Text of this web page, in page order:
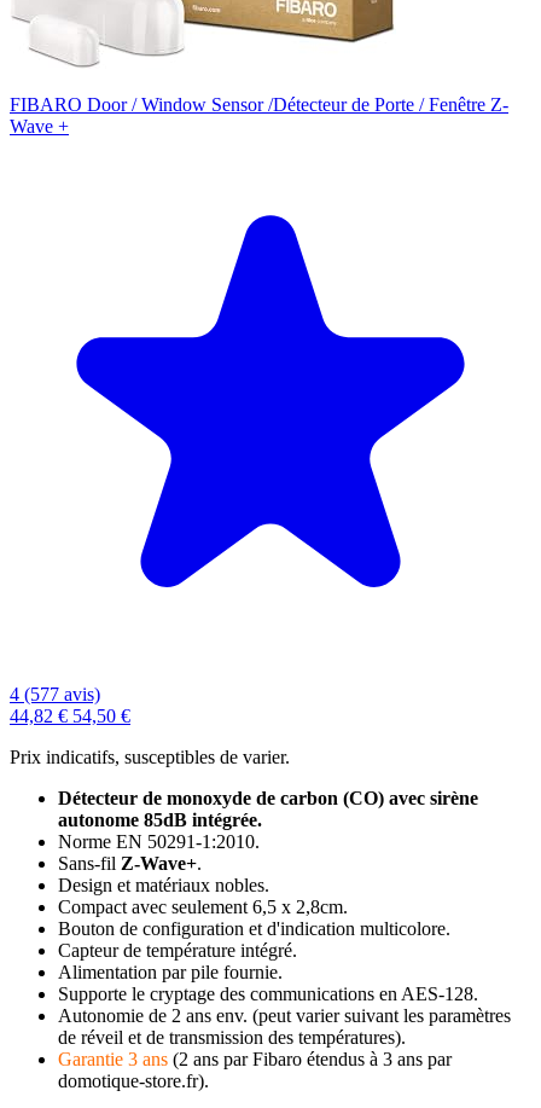
FIBARO Door / Window Sensor /Détecteur de Porte / Fenêtre Z-
Wave +
4 (577 avis)
44,82 € 54,50 €
Prix indicatifs, susceptibles de varier.
Détecteur de monoxyde de carbon (CO) avec sirène
autonome 85dB intégrée.
Norme EN 50291-1:2010.
Sans-fil Z‑Wave+.
Design et matériaux nobles.
Compact avec seulement 6,5 x 2,8cm.
Bouton de configuration et d'indication multicolore.
Capteur de température intégré.
Alimentation par pile fournie.
Supporte le cryptage des communications en AES-128.
Autonomie de 2 ans env. (peut varier suivant les paramètres
de réveil et de transmission des températures).
Garantie 3 ans (2 ans par Fibaro étendus à 3 ans par
domotique-store.fr).